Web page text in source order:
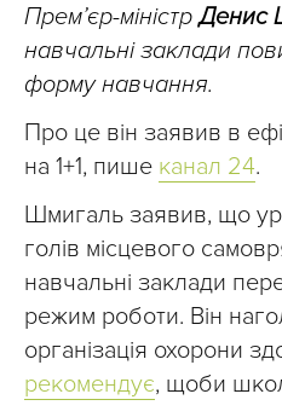
Прем’єр-міністрДенис
навчальні заклади
форму навчання.
Про це він заявив в
на 1+1, пише канал 24.
Шмигаль заявив, що
голів місцевого
навчальні заклади
режим роботи. Він
організація охорони
рекомендує, щоби